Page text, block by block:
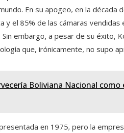
En su apogeo, en la década
y el 85% de las cámaras
Sin embargo, a pesar de su éxito,
que, irónicamente, no supo
Boliviana Nacional
en 1975, pero la